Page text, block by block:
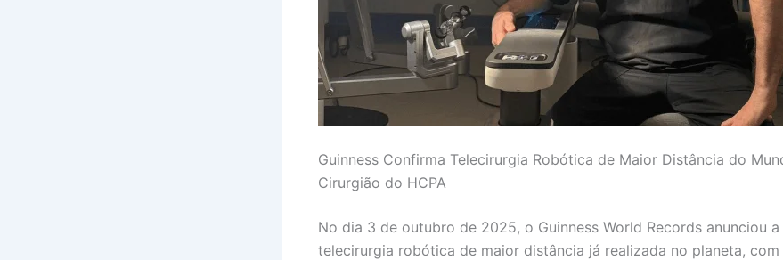
Guinness Confirma Telecirurgia Robótica de Maior Distância do
Cirurgião do HCPA
No dia 3 de outubro de 2025, o Guinness World Records anunciou
telecirurgia robótica de maior distância já realizada no planeta, com